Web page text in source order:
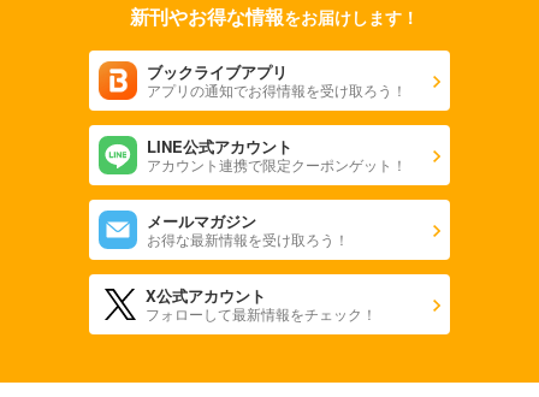
新刊やお得な情報をお届けします！
ブックライブアプリ
アプリの通知でお得情報を受け取ろう！
LINE公式アカウント
アカウント連携で限定クーポンゲット！
メールマガジン
お得な最新情報を受け取ろう！
X公式アカウント
フォローして最新情報をチェック！